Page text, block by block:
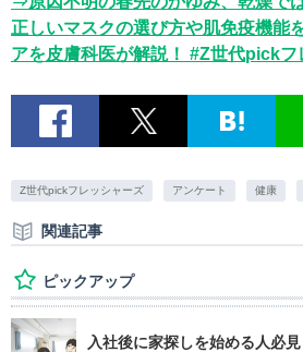
正しいマスクの選び方や肌免疫機能
アを皮膚科医が解説！ #Z世代pickフ
Z世代pickフレッシャーズ アンケート 健康
関連記事
ピックアップ
入社後に家探しを始める人必